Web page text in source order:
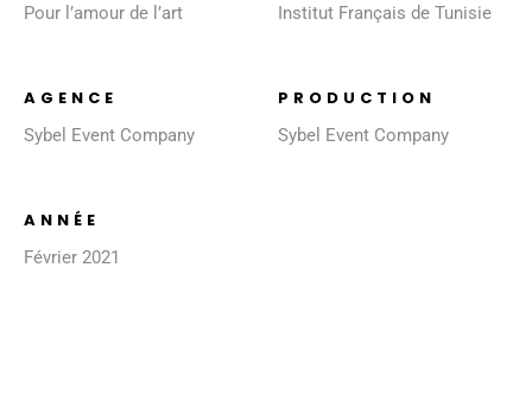
Pour l’amour de l’art Institut Français de Tunisie
AGENCE
Sybel Event Company
PRODUCTION
Sybel Event Company
ANNÉE
Février 2021